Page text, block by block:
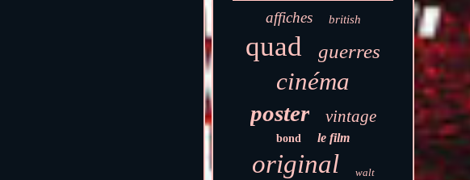
affiches british
quad guerres
cinéma
poster vintage
bond le film
original walt